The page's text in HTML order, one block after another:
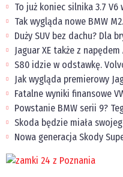
To już koniec silnika 3.7 V6
Tak wygląda nowe BMW
Duży SUV bez dachu? Dla
Jaguar XE także z napędem
S80 idzie w odstawkę.
Jak wygląda premierowy
Fatalne wyniki finansowe
Powstanie BMW serii 9?
Skoda będzie miała
Nowa generacja Skody